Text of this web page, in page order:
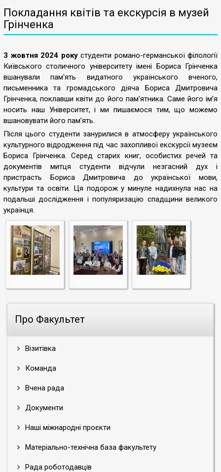
Про Факультет
Візитівка
Команда
Вчена рада
Документи
Наші міжнародні проєкти
Матеріально-технічна база факультету
Рада роботодавців
Покладання квітів та екскурсія в музей
Грінченка
3 жовтня 2024 рокустуденти романо-германської філології
Київського столичного університету імені Бориса Грінченка
вшанували пам'ять видатного українського вченого,
письменника та громадського діяча Бориса Дмитровича
Грінченка, поклавши квіти до його пам'ятника. Саме його ім’я
носить наш Університет, і ми пишаємося тим, що можемо
вшановувати його пам’ять.
Після цього студенти занурилися в атмосферу українського
культурного відродження під час захопливої екскурсії музеєм
Бориса Грінченка. Серед старих книг, особистих речей та
документів митця студенти відчули незгасний дух і
пристрасть Бориса Дмитровича до української мови,
культури та освіти. Ця подорож у минуле надихнула нас на
подальші дослідження і популяризацію спадщини великого
українця.